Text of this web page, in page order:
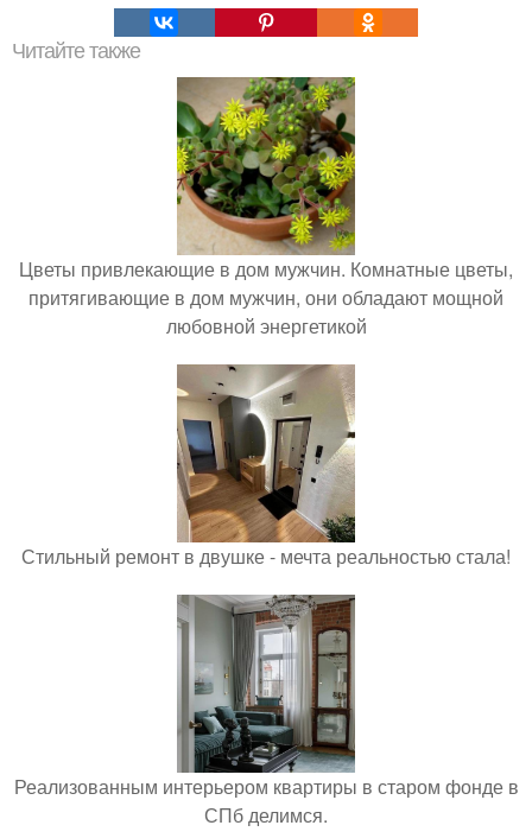
Читайте также
Цветы привлекающие в дом мужчин. Комнатные цветы,
притягивающие в дом мужчин, они обладают мощной
любовной энергетикой
Стильный ремонт в двушке - мечта реальностью стала!
Реализованным интерьером квартиры в старом фонде в
СПб делимся.